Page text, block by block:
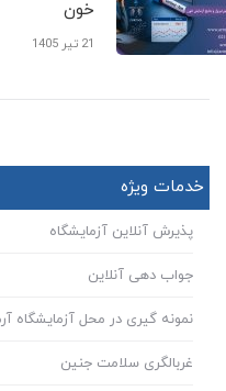
خون
21 تیر 1405
خدمات ویژه
پذیرش آنلاین آزمایشگاه
جواب دهی آنلاین
نمونه گیری در محل آزمایشگاه
غربالگری سلامت جنین